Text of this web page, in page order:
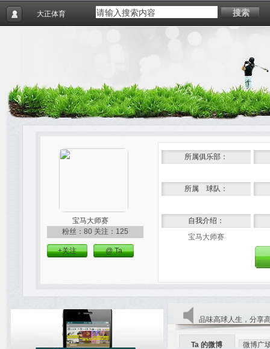
大正体育 搜索
宝马大师赛
粉丝：80 关注：125
+关注 @ Ta
所属俱乐部：
所属 球队：
自我介绍：
宝马大师赛
品味高球人生，分享
Ta 的微博 微博广